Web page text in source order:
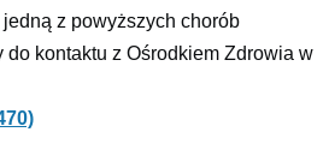
z powyższych chorób
do kontaktu z Ośrodkiem Zdrowia w